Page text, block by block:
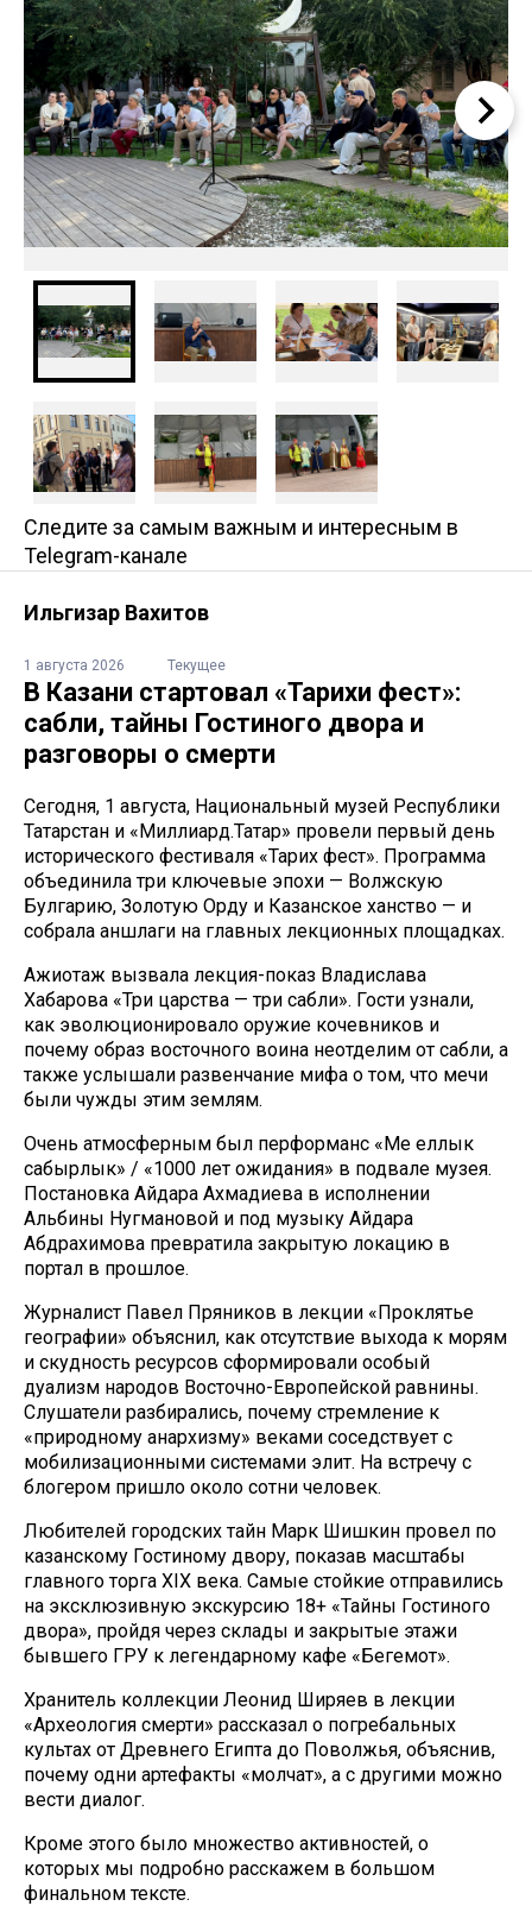
Следите за самым важным и интересным в
Telegram-канале
Ильгизар Вахитов
1 августа 2026 Текущее
В Казани стартовал «Тарихи фест»:
сабли, тайны Гостиного двора и
разговоры о смерти
Сегодня, 1 августа, Национальный музей Республики
Татарстан и «Миллиард.Татар» провели первый день
исторического фестиваля «Тарих фест». Программа
объединила три ключевые эпохи — Волжскую
Булгарию, Золотую Орду и Казанское ханство — и
собрала аншлаги на главных лекционных площадках.
Ажиотаж вызвала лекция-показ Владислава
Хабарова «Три царства — три сабли». Гости узнали,
как эволюционировало оружие кочевников и
почему образ восточного воина неотделим от сабли, а
также услышали развенчание мифа о том, что мечи
были чужды этим землям.
Очень атмосферным был перформанс «Мең еллык
сабырлык» / «1000 лет ожидания» в подвале музея.
Постановка Айдара Ахмадиева в исполнении
Альбины Нугмановой и под музыку Айдара
Абдрахимова превратила закрытую локацию в
портал в прошлое.
Журналист Павел Пряников в лекции «Проклятье
географии» объяснил, как отсутствие выхода к морям
и скудность ресурсов сформировали особый
дуализм народов Восточно-Европейской равнины.
Слушатели разбирались, почему стремление к
«природному анархизму» веками соседствует с
мобилизационными системами элит. На встречу с
блогером пришло около сотни человек.
Любителей городских тайн Марк Шишкин провел по
казанскому Гостиному двору, показав масштабы
главного торга XIX века. Самые стойкие отправились
на эксклюзивную экскурсию 18+ «Тайны Гостиного
двора», пройдя через склады и закрытые этажи
бывшего ГРУ к легендарному кафе «Бегемот».
Хранитель коллекции Леонид Ширяев в лекции
«Археология смерти» рассказал о погребальных
культах от Древнего Египта до Поволжья, объяснив,
почему одни артефакты «молчат», а с другими можно
вести диалог.
Кроме этого было множество активностей, о
которых мы подробно расскажем в большом
финальном тексте.